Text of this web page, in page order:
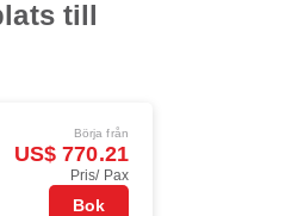
till
Börja från
US$ 770.21
Pris/ Pax
Bok